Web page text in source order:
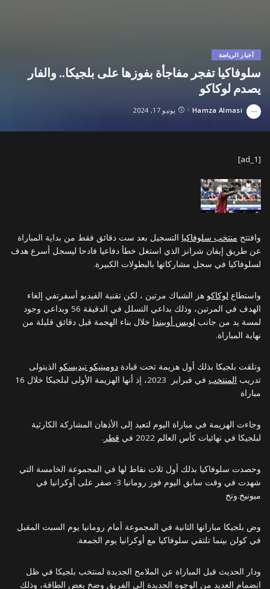
أخبار الرياضة
سلوفاكيا تفجر مفاجأة بفوزها على بلجيكا.. والفار
يصدم لوكاكو
Posted
Hamza Almasi يونيو 17, 2024
[ad_1]
وافتتح منتخب سلوفاكيا التسجيل بعد ست دقائق فقط من بداية المباراة
عن طريق إيفان شرانز الذي استغل خطأ دفاعيا فادحا ليسجل أسرع هدف
لسلوفاكيا في سجل مشاركاتها بالبطولات الكبيرة.
واستطاع لوكاكو هز الشباك مرتين ، لكن تقنية الفيديو أسفرتفي إلغاء
الهدف في المرتين، وذلك بداعي التسلل في الدقيقة 56 وبداعي وجود
لمسة يد من جانب لويس أوبيندا خلال بناء الهجمة قبل دقائق قليلة من
نهاية المباراة.
وتلقت بلجيكا بذلك أول هزيمة تحت قيادة دومينيكو تيديسكو الذيتولى
تدريب المنتخب
في فبراير 2023، إذ أنها الهزيمة الأولى لبلجيكا خلال 16
مباراة
وجاءت الهزيمة في مباراة اليوم لتعيد إلى الأذهان المشاركة الكارثية
لبلجيكا في نهائيات كأس العالم 2022 في
قطر .
وحصدت سلوفاكيا بذلك أول ثلاث نقاط لها في المجموعة الخامسة التي
شهدت في وقت سابق اليوم فوز رومانيا 3- صفر على أوكرانيا في
ميونيخ.وتخ
وض بلجيكا مباراتها الثانية في المجموعة أمام رومانيا يوم السبت المقبل
في كولن بينما تلتقي سلوفاكيا مع أوكرانيا يوم الجمعة.
ودار الحديث قبل المباراة عن الملامح الجديدة لمنتخب بلجيكا في ظل
انضمام العديد من الوجوه الجديدة إلى الفريق وضخ بعض الطاقة، وذلك